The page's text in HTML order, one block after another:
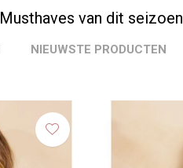
Musthaves van dit seizoen
NIEUWSTE PRODUCTEN